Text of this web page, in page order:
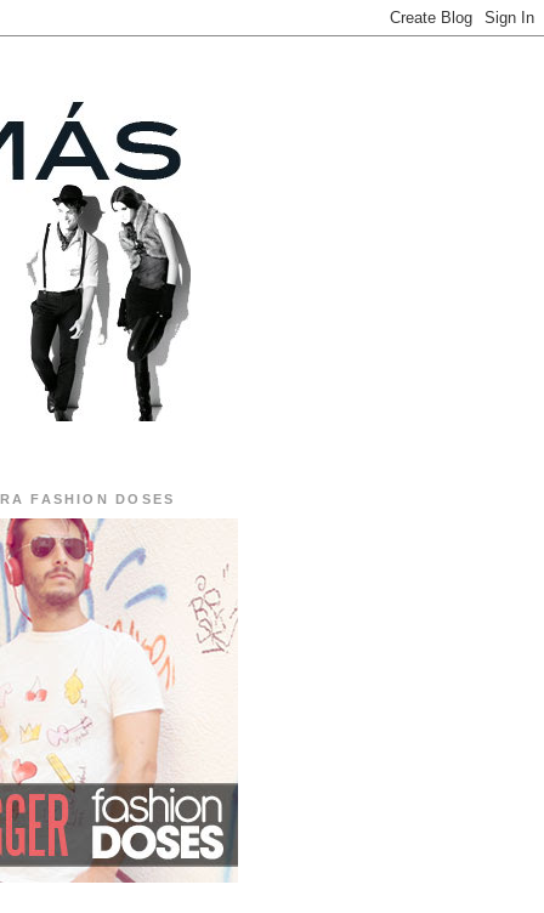
FASHION DOSES